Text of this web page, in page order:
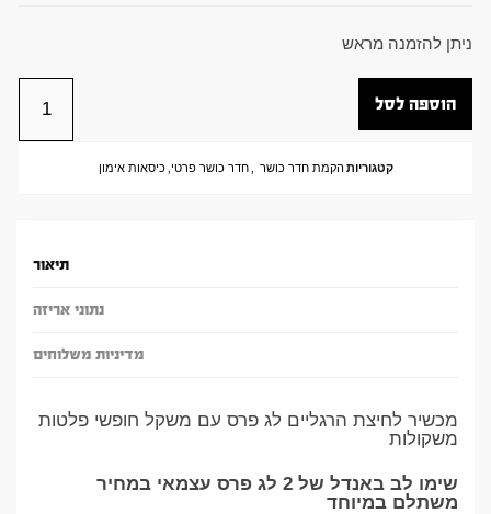
ניתן להזמנה מראש
הוספה לסל
קטגוריות הקמת חדר כושר ,חדר כושר פרטי,כיסאות אימון
תיאור
נתוני אריזה
מדיניות משלוחים
מכשיר לחיצת הרגליים לג פרס עם משקל חופשי פלטות
משקולות
שימו לב באנדל של 2 לג פרס עצמאי במחיר
משתלם במיוחד